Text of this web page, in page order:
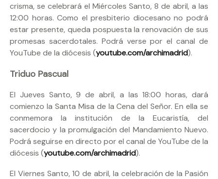
crisma, se celebrará el Miércoles Santo, 8 de abril, a las
12:00 horas. Como el presbiterio diocesano no podrá
estar presente, queda pospuesta la renovación de sus
promesas sacerdotales. Podrá verse por el canal de
YouTube de la diócesis (youtube.com/archimadrid).
Triduo Pascual
El Jueves Santo, 9 de abril, a las 18:00 horas, dará
comienzo la Santa Misa de la Cena del Señor. En ella se
conmemora la institución de la Eucaristía, del
sacerdocio y la promulgación del Mandamiento Nuevo.
Podrá seguirse en directo por el canal de YouTube de la
diócesis (youtube.com/archimadrid).
El Viernes Santo, 10 de abril, la celebración de la Pasión